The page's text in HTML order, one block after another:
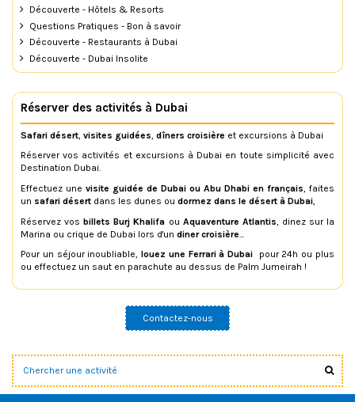
Découverte - Hôtels & Resorts
Questions Pratiques - Bon à savoir
Découverte - Restaurants à Dubai
Découverte - Dubai Insolite
Réserver des activités à Dubai
Safari désert, visites guidées, dîners croisière et excursions à Dubai
Réserver vos activités et excursions à Dubai en toute simplicité avec
Destination Dubai.
Effectuez une visite guidée de Dubai ou Abu Dhabi en français, faites
un safari désert dans les dunes ou dormez dans le désert à Dubai,
Réservez vosbillets Burj Khalifa ou Aquaventure Atlantis , dinez sur la
Marina ou crique de Dubai lors d'un diner croisière
Pour un séjour inoubliable,louez une Ferrari à Dubai
pour 24h ou plus
ou effectuez un saut en parachute au dessus de Palm Jumeirah !
Contactez-nous